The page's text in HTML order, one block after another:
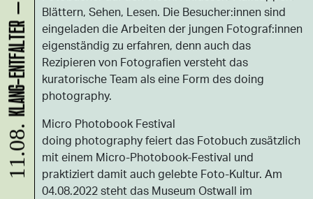
Blättern, Sehen, Lesen. Die Besucher:innen sind
eingeladen die Arbeiten der jungen Fotograf:innen
eigenständig zu erfahren, denn auch das
Rezipieren von Fotografien versteht das
kuratorische Team als eine Form des doing
photography.
Micro Photobook Festival
doing photography feiert das Fotobuch zusätzlich
mit einem Micro-Photobook-Festival und
praktiziert damit auch gelebte Foto-Kultur. Am
04.08.2022 steht das Museum Ostwall im
11.08.